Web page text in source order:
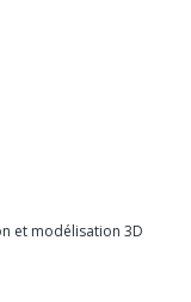
et modélisation 3D